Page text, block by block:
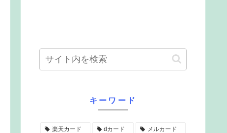
キーワード
楽天カード dカード メルカード